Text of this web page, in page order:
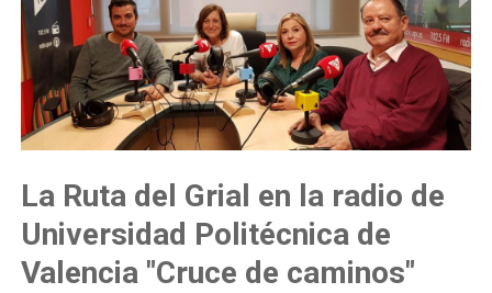
La Ruta del Grial en la radio de
Universidad Politécnica de
Valencia "Cruce de caminos"